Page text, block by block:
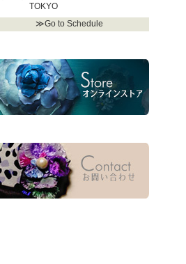
TOKYO
≫Go to Schedule